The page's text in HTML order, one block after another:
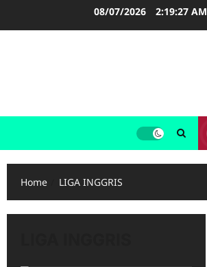
08/07/2026 2:19:28 AM
Home LIGA INGGRIS